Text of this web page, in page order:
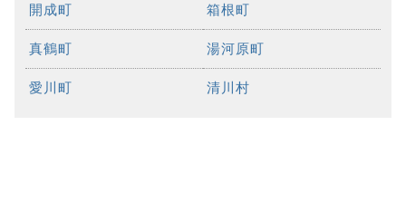
開成町 箱根町
真鶴町 湯河原町
愛川町 清川村